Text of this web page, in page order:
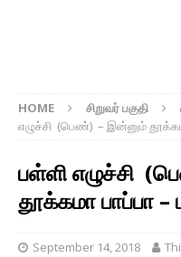
HOME சிறுவர் பகுதி
எழுச்சி (பெண்) – இன்னும்
பள்ளி எழுச்சி
தூக்கமா பாப்பா
September 14, 2018